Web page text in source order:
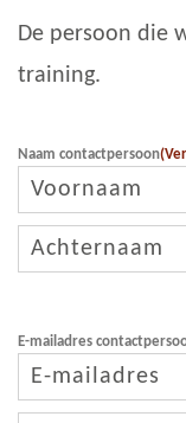
De persoon die
training.
Naam contactpersoon
E-mailadres